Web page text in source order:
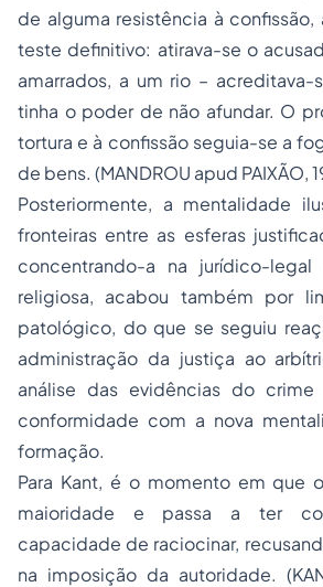
de alguma resistência à
teste definitivo: atirava-se o
amarrados, a um rio –
tinha o poder de não afundar. O
tortura e à confissão seguia-se a
de bens. (MANDROU apud PAIXÃO,
Posteriormente, a mentalidade
fronteiras entre as esferas
concentrando-a na jurídico-
religiosa, acabou também por
patológico, do que se seguiu
administração da justiça ao
análise das evidências do
conformidade com a nova
formação.
Para Kant, é o momento em que
maioridade e passa a ter
capacidade de raciocinar,
na imposição da autoridade.